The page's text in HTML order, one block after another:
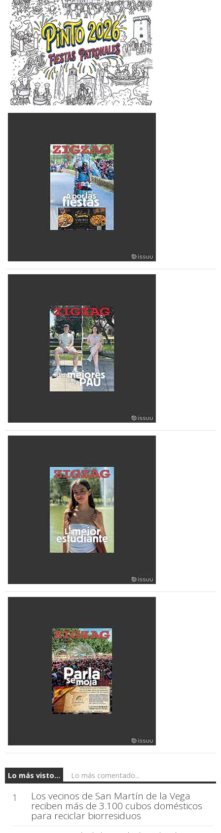
Lo más visto... Lo más comentado...
1 Los vecinos de San Martín de la Vega
reciben más de 3.100 cubos domésticos
para reciclar biorresiduos